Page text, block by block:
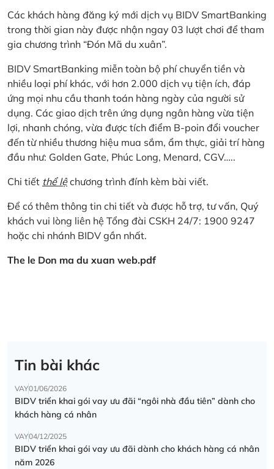
Các khách hàng đăng ký mới dịch vụ BIDV SmartBanking
trong thời gian này được nhận ngay 03 lượt chơi để tham
gia chương trình “Đón Mã du xuân”.
BIDV SmartBanking miễn toàn bộ phí chuyển tiền và
nhiều loại phí khác, với hơn 2.000 dịch vụ tiện ích, đáp
ứng mọi nhu cầu thanh toán hàng ngày của người sử
dụng. Các giao dịch trên ứng dụng ngân hàng vừa tiện
lợi, nhanh chóng, vừa được tích điểm B-poin đổi voucher
đến từ nhiều thương hiệu mua sắm, ẩm thực, giải trí hàng
đầu như: Golden Gate, Phúc Long, Menard, CGV…..
Chi tiết thể lệchương trình đính kèm bài viết.
Để có thêm thông tin chi tiết và được hỗ trợ, tư vấn, Quý
khách vui lòng liên hệ Tổng đài CSKH 24/7: 1900 9247
hoặc chi nhánh BIDV gần nhất.
The le Don ma du xuan web.pdf
Tin bài khác
VAY01/06/2026
BIDV triển khai gói vay ưu đãi “ngôi nhà đầu tiên” dành cho
khách hàng cá nhân
VAY04/12/2025
BIDV triển khai gói vay ưu đãi dành cho khách hàng cá nhân
năm 2026